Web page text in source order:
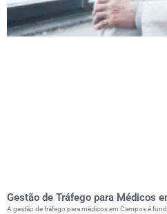
Gestão de Tráfego para Médicos
A gestão de tráfego para médicos em Campos é